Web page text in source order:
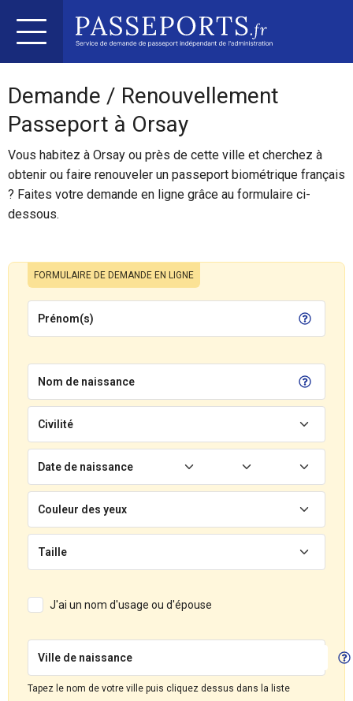
Demande / Renouvellement
Passeport à Orsay
Vous habitez à Orsay ou près de cette ville et cherchez à
obtenir ou faire renouveler un passeport biométrique français
? Faites votre demande en ligne grâce au formulaire ci-
dessous.
FORMULAIRE DE DEMANDE EN LIGNE
Prénom(s)
Nom de naissance
Civilité
Date de naissance
Couleur des yeux
Taille
J'ai un nom d'usage ou d'épouse
Ville de naissance
Tapez le nom de votre ville puis cliquez dessus dans la liste